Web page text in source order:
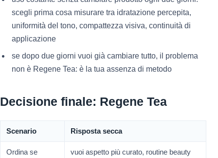
scegli prima cosa misurare tra idratazione percepita,
uniformità del tono, compattezza visiva, continuità di
applicazione
se dopo due giorni vuoi già cambiare tutto, il problema
non è Regene Tea: è la tua assenza di metodo
Decisione finale: Regene Tea
Scenario Risposta secca
Ordina se
vuoi aspetto più curato, routine beauty